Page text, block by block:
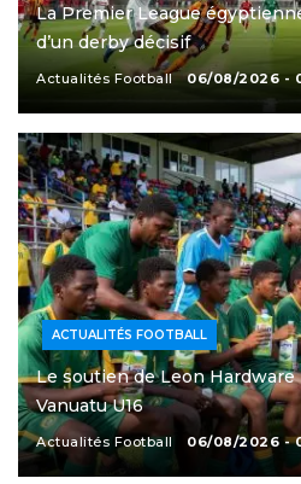
La Premier League
d’un derby décisif
Actualités Football 06/08/2026 -
ACTUALITÉS FOOTBALL
Le soutien de Leon Hardware
Vanuatu U16
Actualités Football 06/08/2026 -